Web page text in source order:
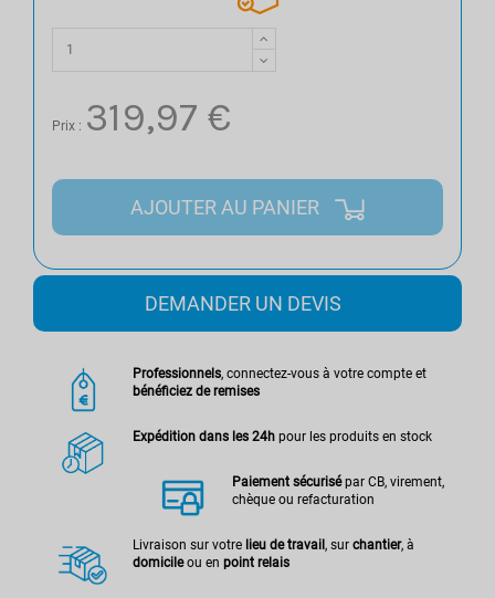
Prix : 319,97 €
AJOUTER AU PANIER
DEMANDER UN DEVIS
Professionnels, connectez-vous à votre compte et
bénéficiez de remises
Expédition dans les 24h pour les produits en stock
Paiement sécurisépar CB, virement,
chèque ou refacturation
Livraison sur votre lieu de travail , sur chantier, à
domicileou en point relais